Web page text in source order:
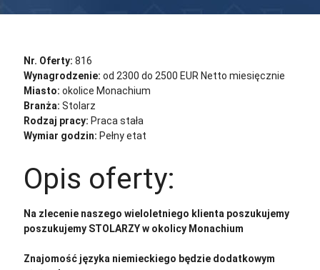
Nr. Oferty: 816
Wynagrodzenie: od 2300 do 2500 EUR Netto miesięcznie
Miasto: okolice Monachium
Branża: Stolarz
Rodzaj pracy: Praca stała
Wymiar godzin: Pełny etat
Opis oferty:
Na zlecenie naszego wieloletniego klienta poszukujemy
poszukujemy STOLARZY w okolicy Monachium
Znajomość języka niemieckiego będzie dodatkowym